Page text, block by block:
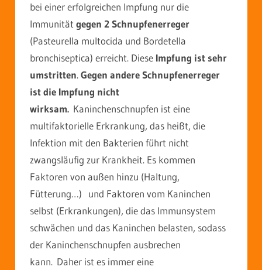
bei einer erfolgreichen Impfung nur die
Immunität gegen 2 Schnupfenerreger
(Pasteurella multocida und Bordetella
bronchiseptica) erreicht. Diese Impfung ist sehr
umstritten.Gegen andere Schnupfenerreger
ist die Impfung nicht
wirksam. Kaninchenschnupfen ist eine
multifaktorielle Erkrankung, das heißt, die
Infektion mit den Bakterien führt nicht
zwangsläufig zur Krankheit. Es kommen
Faktoren von außen hinzu (Haltung,
Fütterung…) und Faktoren vom Kaninchen
selbst (Erkrankungen), die das Immunsystem
schwächen und das Kaninchen belasten, sodass
der Kaninchenschnupfen ausbrechen
kann. Daher ist es immer eine